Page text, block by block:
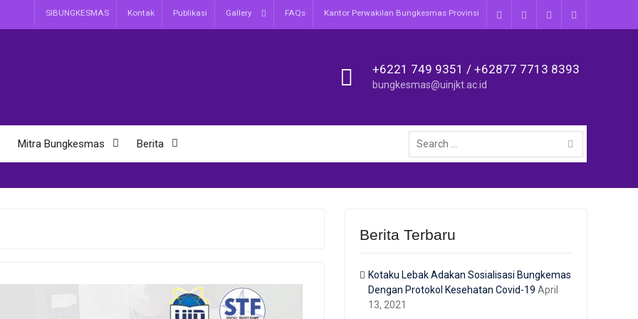
SIBUNGKESMAS Kontak Publikasi Gallery FAQs Kantor Perwakilan Bungkesmas Provinsi
+6221 749 9351 / +62877 7713 8393
bungkesmas@uinjkt.ac.id
Mitra Bungkesmas Berita
Search
for:
Berita Terbaru
Kotaku Lebak Adakan Sosialisasi Bungkemas
Dengan Protokol Kesehatan Covid-19 April
13, 2021